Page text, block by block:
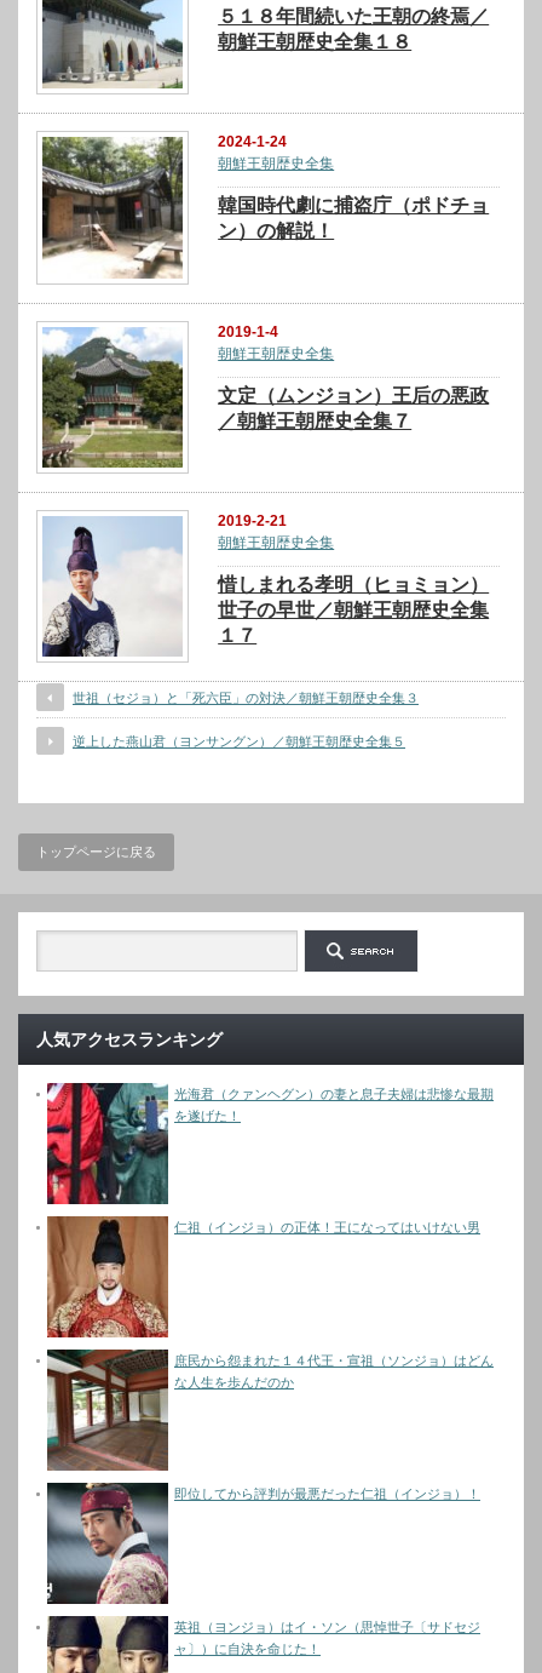
５１８年間続いた王朝の終焉／
朝鮮王朝歴史全集１８
2024-1-24
朝鮮王朝歴史全集
韓国時代劇に捕盗庁（ポドチョ
ン）の解説！
2019-1-4
朝鮮王朝歴史全集
文定（ムンジョン）王后の悪政
／朝鮮王朝歴史全集７
2019-2-21
朝鮮王朝歴史全集
惜しまれる孝明（ヒョミョン）
世子の早世／朝鮮王朝歴史全集
１７
世祖（セジョ）と「死六臣」の対決／朝鮮王朝歴史全集３
逆上した燕山君（ヨンサングン）／朝鮮王朝歴史全集５
トップページに戻る
人気アクセスランキング
光海君（クァンヘグン）の妻と息子夫婦は悲惨な最期
を遂げた！
仁祖（インジョ）の正体！王になってはいけない男
庶民から怨まれた１４代王・宣祖（ソンジョ）はどん
な人生を歩んだのか
即位してから評判が最悪だった仁祖（インジョ）！
英祖（ヨンジョ）はイ・ソン（思悼世子〔サドセジ
ャ〕）に自決を命じた！